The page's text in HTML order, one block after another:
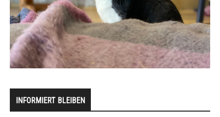
INFORMIERT BLEIBEN